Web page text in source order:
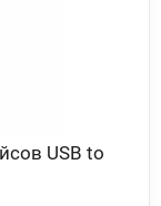
USB to